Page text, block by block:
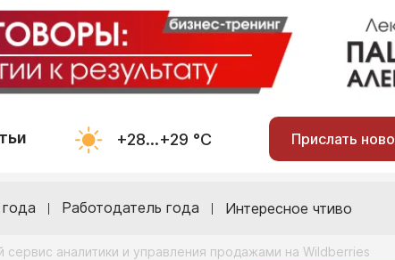
+28...+29 °С Прислать
Работодатель года Интересное чтиво
сервис аналитики и управления продажами на Wildberries